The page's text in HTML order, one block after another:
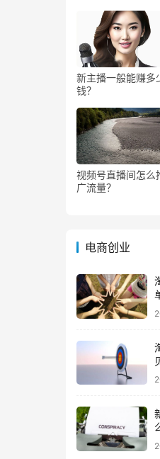
新主播一般能赚多
钱？
视频号直播间怎么
广流量？
电商创业